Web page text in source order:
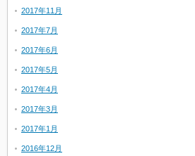
2017年11月
2017年7月
2017年6月
2017年5月
2017年4月
2017年3月
2017年1月
2016年12月